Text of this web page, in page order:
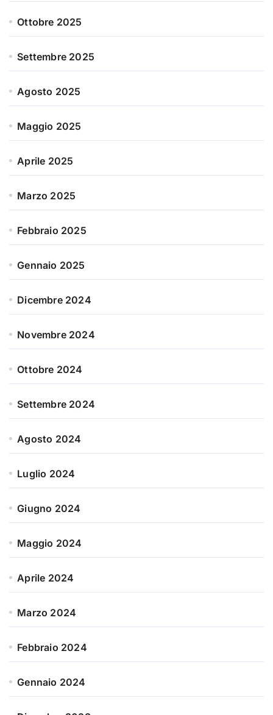
Ottobre 2025
Settembre 2025
Agosto 2025
Maggio 2025
Aprile 2025
Marzo 2025
Febbraio 2025
Gennaio 2025
Dicembre 2024
Novembre 2024
Ottobre 2024
Settembre 2024
Agosto 2024
Luglio 2024
Giugno 2024
Maggio 2024
Aprile 2024
Marzo 2024
Febbraio 2024
Gennaio 2024